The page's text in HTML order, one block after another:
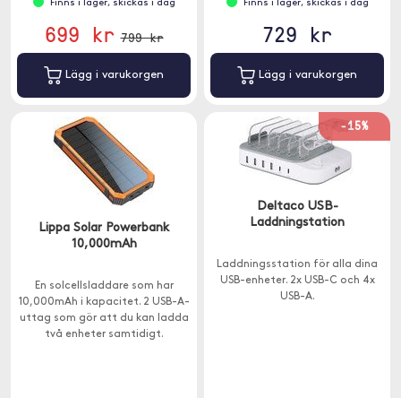
Finns i lager, skickas i dag
699 kr 799 kr
Lägg i varukorgen
Finns i lager, skickas i dag
729 kr
Lägg i varukorgen
Lippa Solar Powerbank
10,000mAh
En solcellsladdare som har
10,000mAh i kapacitet. 2 USB-A-
uttag som gör att du kan ladda
två enheter samtidigt.
-15%
Deltaco USB-
Laddningstation
Laddningsstation för alla dina
USB-enheter. 2x USB-C och 4x
USB-A.